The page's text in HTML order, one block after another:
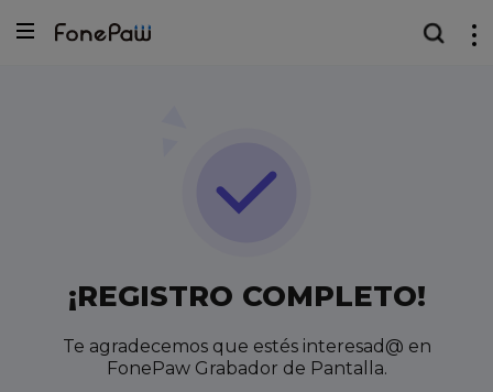
¡REGISTRO COMPLETO!
Te agradecemos que estés interesad@ en
FonePaw Grabador de Pantalla.